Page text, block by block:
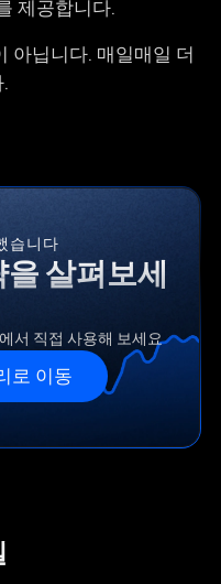
제공합니다.
아닙니다. 매일매일 더
습니다
살펴보세
서 직접 사용해 보세요
로 이동